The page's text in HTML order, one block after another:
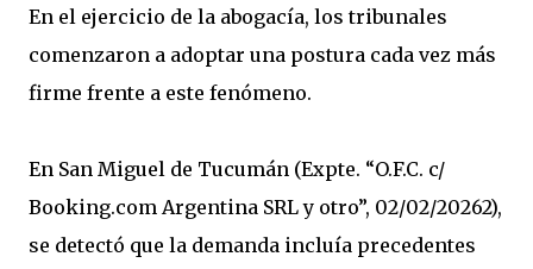
En el ejercicio de la abogacía, los tribunales
comenzaron a adoptar una postura cada vez más
firme frente a este fenómeno.
En San Miguel de Tucumán (Expte. “O.F.C. c/
Booking.com Argentina SRL y otro”, 02/02/20262),
se detectó que la demanda incluía precedentes